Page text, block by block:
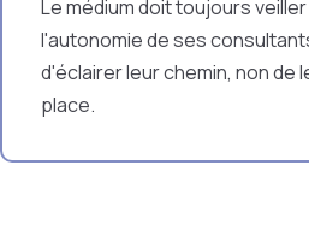
Le médium doit toujours
l'autonomie de ses
d'éclairer leur chemin, non de
place.